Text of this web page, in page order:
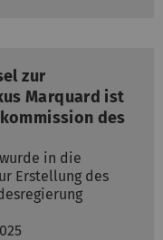
zur
Marquard ist
des
in die
Erstellung des